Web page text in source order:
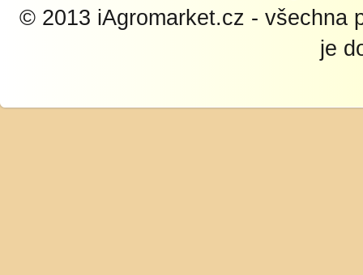
© 2013 iAgromarket.cz - všechna
je